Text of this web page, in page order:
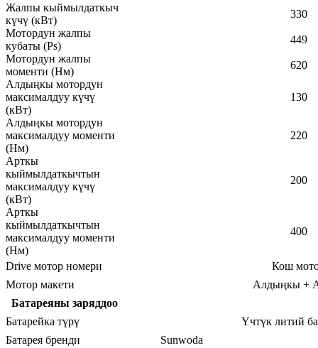
Жалпы кыймылдаткыч
күчү (кВт)
330
Мотордун жалпы
кубаты (Ps)
449
Мотордун жалпы
моменти (Нм)
620
Алдыңкы мотордун
максималдуу күчү
(кВт)
130
Алдыңкы мотордун
максималдуу моменти
(Нм)
220
Арткы
кыймылдаткычтын
максималдуу күчү
(кВт)
200
Арткы
кыймылдаткычтын
максималдуу моменти
(Нм)
400
Drive мотор номери
Кош
Мотор макети
Алдыңкы +
Батареяны заряддоо
Батарейка түрү
Үчтүк литий
Батарея бренди
Sunwoda